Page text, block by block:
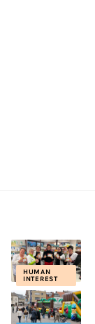
HUMAN
INTEREST